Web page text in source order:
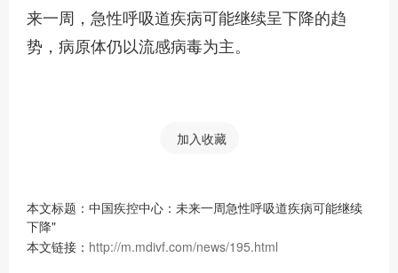
来一周，急性呼吸道疾病可能继续呈下降的趋
势，病原体仍以流感病毒为主。
加入收藏
本文标题：中国疾控中心：未来一周急性呼吸道疾病可能继续
下降"
本文链接： http://m.mdivf.com/news/195.html